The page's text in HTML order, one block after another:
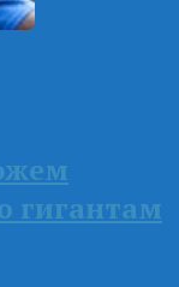
гигантам